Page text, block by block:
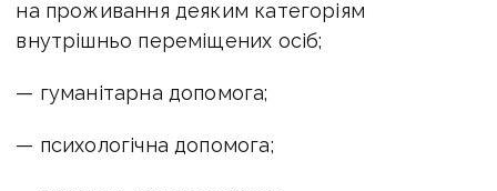
на проживання деяким категоріям
внутрішньо переміщених осіб;
— гуманітарна допомога;
— психологічна допомога;